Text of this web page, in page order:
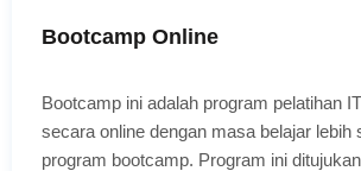
Bootcamp Online
Bootcamp ini adalah program pelatihan
secara online dengan masa belajar lebih
program bootcamp. Program ini